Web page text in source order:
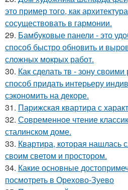
это пример того, как
сосуществовать в гармонии.
29. Бамбуковые панели - это
способ быстро обновить и
сложных мокрых работ.
30. Как сделать тв - зону
способ придать интерьеру
сэкономить на декоре.
31. Парижская квартира с
32. Современное чтение
сталинском доме.
33. Квартира, которая нашлась
своим светом и простором.
34. Какие основные
посмотреть в Орехово-Зуево